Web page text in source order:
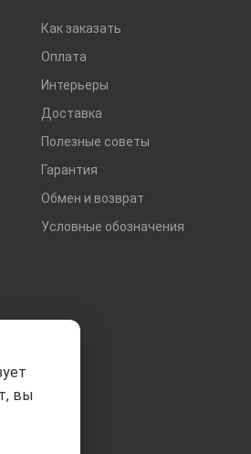
Как заказать
Оплата
Интерьеры
Доставка
Полезные советы
Гарантия
Обмен и возврат
Условные обозначения
вы